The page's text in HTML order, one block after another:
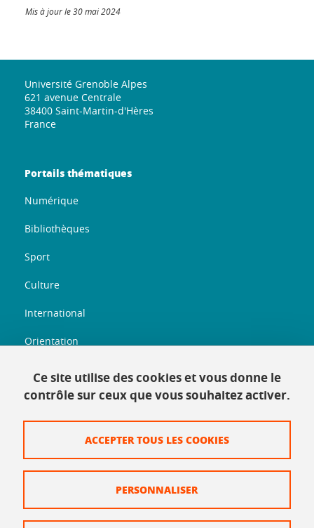
Mis à jour le 30 mai 2024
Université Grenoble Alpes
621 avenue Centrale
38400 Saint-Martin-d'Hères
France
Portails thématiques
Numérique
Bibliothèques
Sport
Culture
International
Orientation
Informations légales
Mentions légales
Ce site utilise des cookies et vous donne le
contrôle sur ceux que vous souhaitez activer.
ACCEPTER TOUS LES COOKIES
PERSONNALISER